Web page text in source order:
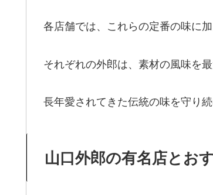
各店舗では、これらの定番の味に
それぞれの外郎は、素材の風味を
長年愛されてきた伝統の味を守り続
山口外郎の有名店とお